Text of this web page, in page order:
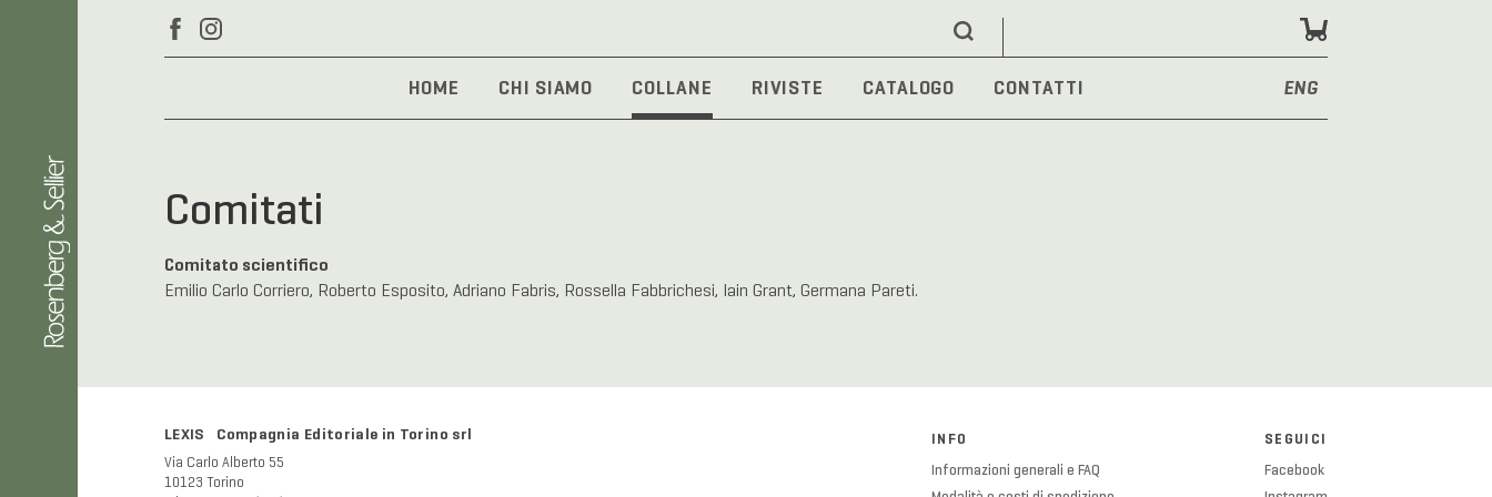
HOME CHI SIAMO COLLANE RIVISTE CATALOGO CONTATTI ENG
Comitati
Comitato scientifico
Emilio Carlo Corriero, Roberto Esposito, Adriano Fabris, Rossella Fabbrichesi, Iain Grant, Germana Pareti.
LEXIS Compagnia Editoriale in Torino srl
Via Carlo Alberto 55
10123 Torino
INFO
Informazioni generali e FAQ
SEGUICI
Facebook